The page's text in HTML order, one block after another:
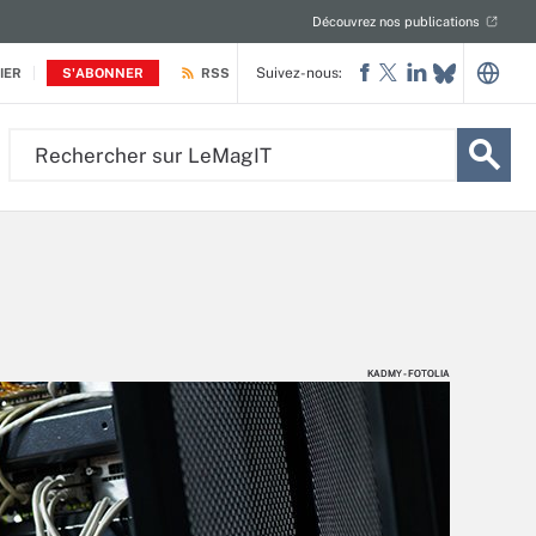
S'ABONNER
Découvrez nos publications
RSS Suivez-nous:
KADMY - FOTOLIA
KADMY - FOTOLIA